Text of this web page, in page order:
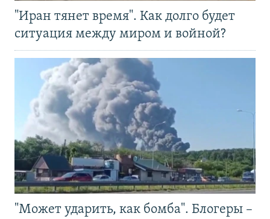
"Иран тянет время". Как долго будет
ситуация между миром и войной?
"Может ударить, как бомба". Блогеры –